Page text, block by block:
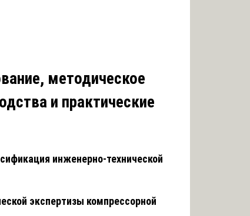
методическое
и практические
инженерно-технической
экспертизы компрессорной